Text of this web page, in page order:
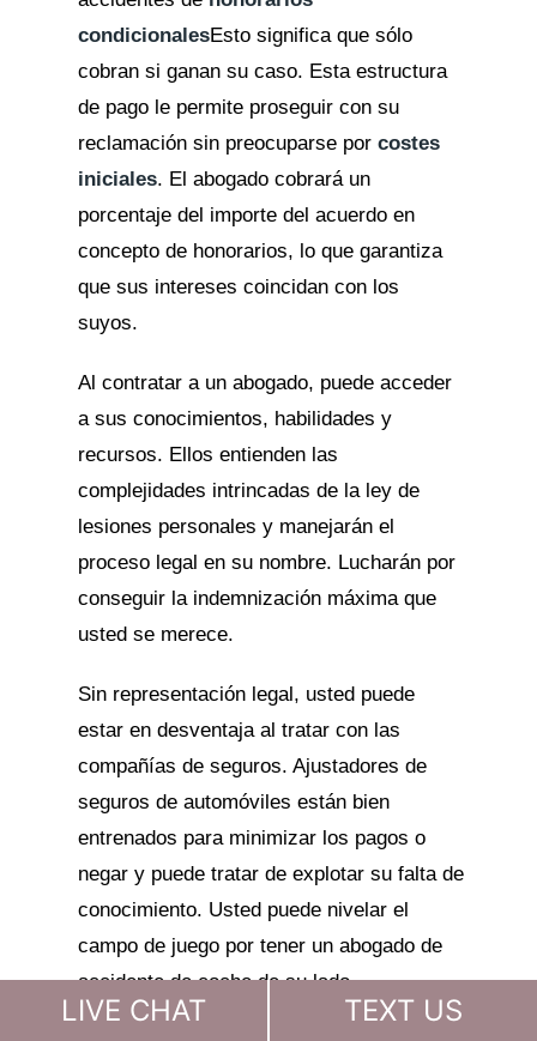
condicionalesEsto significa que sólo
cobran si ganan su caso. Esta estructura
de pago le permite proseguir con su
reclamación sin preocuparse por costes
iniciales. El abogado cobrará un
porcentaje del importe del acuerdo en
concepto de honorarios, lo que garantiza
que sus intereses coincidan con los
suyos.
Al contratar a un abogado, puede acceder
a sus conocimientos, habilidades y
recursos. Ellos entienden las
complejidades intrincadas de la ley de
lesiones personales y manejarán el
proceso legal en su nombre. Lucharán por
conseguir la indemnización máxima que
usted se merece.
Sin representación legal, usted puede
estar en desventaja al tratar con las
compañías de seguros. Ajustadores de
seguros de automóviles están bien
entrenados para minimizar los pagos o
negar y puede tratar de explotar su falta de
conocimiento. Usted puede nivelar el
campo de juego por tener un abogado de
accidente de coche de su lado.
LIVE CHAT TEXT US